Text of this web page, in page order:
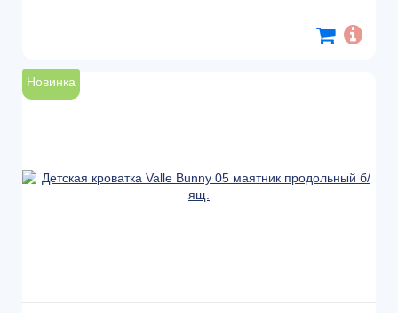
Новинка